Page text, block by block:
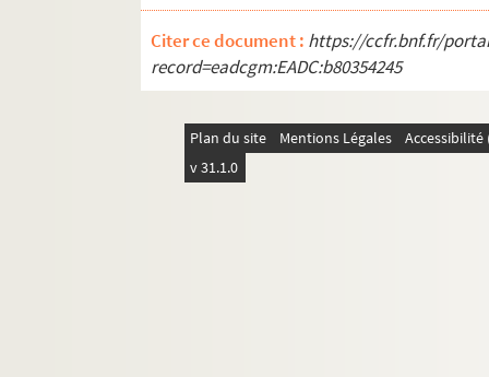
Citer ce document : https://ccfr.bnf.fr/
record=eadcgm:EADC:b80354245
Plan du site Mentions Légales
v 31.1.0